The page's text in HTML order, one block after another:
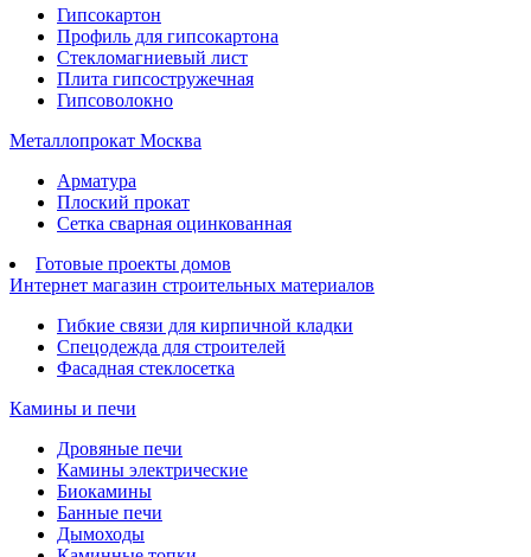
Гипсокартон
Профиль для гипсокартона
Стекломагниевый лист
Плита гипсостружечная
Гипсоволокно
Металлопрокат Москва
Арматура
Плоский прокат
Сетка сварная оцинкованная
Готовые проекты домов
Интернет магазин строительных материалов
Гибкие связи для кирпичной кладки
Спецодежда для строителей
Фасадная стеклосетка
Камины и печи
Дровяные печи
Камины электрические
Биокамины
Банные печи
Дымоходы